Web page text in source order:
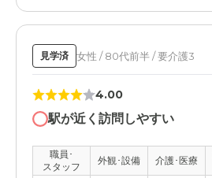
などもあるようです
職員・スタッフ・他入居者の雰囲気
職員の皆さんは、若い人たちは十分
っています。とっても力持ちです
外観・内装・居室・設備について
見学済 女性 / 80代前半 / 要介護3
4.00
駅が近く訪問しやすい
職員･
スタッフ
外観･設備 介護･医療